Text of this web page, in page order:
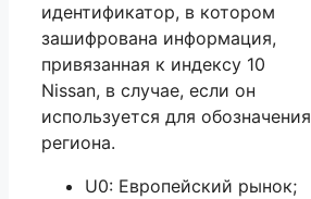
идентификатор, в котором
зашифрована информация,
привязанная к индексу 10
Nissan, в случае, если он
используется для обозначения
региона.
U0: Европейский рынок;